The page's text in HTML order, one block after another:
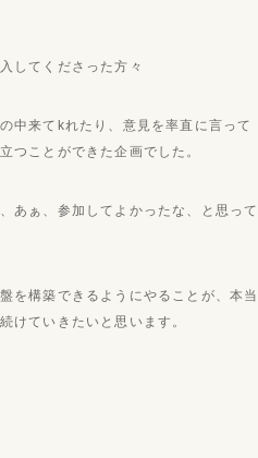
してくださった方々
中来てkれたり、意見を率直に言って
つことができた企画でした。
あぁ、参加してよかったな、と思って
を構築できるようにやることが、本当
けていきたいと思います。